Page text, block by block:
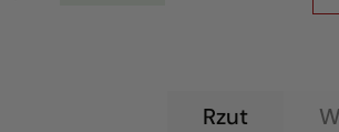
Rzut